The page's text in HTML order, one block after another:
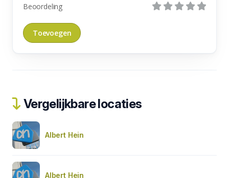
Beoordeling
Vergelijkbare locaties
Albert Hein
Albert Hein